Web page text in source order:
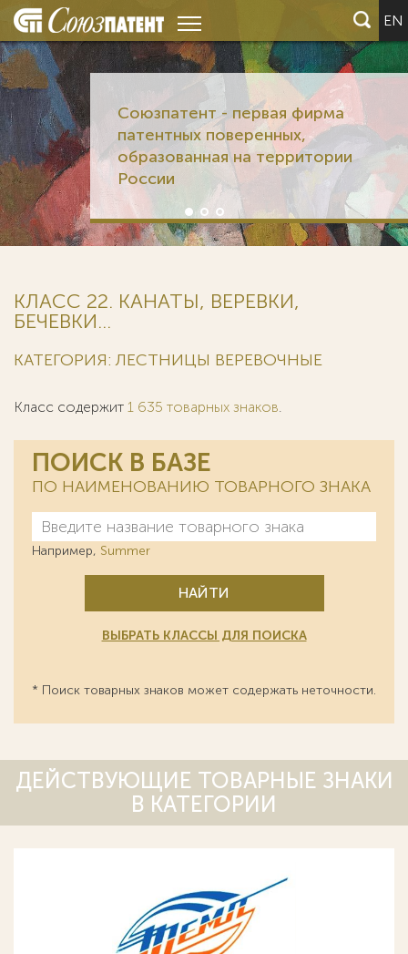
EN
Союзпатент - первая фирма
патентных поверенных,
образованная на территории
России
КЛАСС 22. КАНАТЫ, ВЕРЕВКИ,
БЕЧЕВКИ...
КАТЕГОРИЯ: ЛЕСТНИЦЫ ВЕРЕВОЧНЫЕ
Класс содержит 1 635 товарных знаков.
ПОИСК В БАЗЕ
ПО НАИМЕНОВАНИЮ ТОВАРНОГО ЗНАКА
Например, Summer
НАЙТИ
ВЫБРАТЬ КЛАССЫ ДЛЯ ПОИСКА
* Поиск товарных знаков может содержать неточности.
ДЕЙСТВУЮЩИЕ ТОВАРНЫЕ ЗНАКИ
В КАТЕГОРИИ